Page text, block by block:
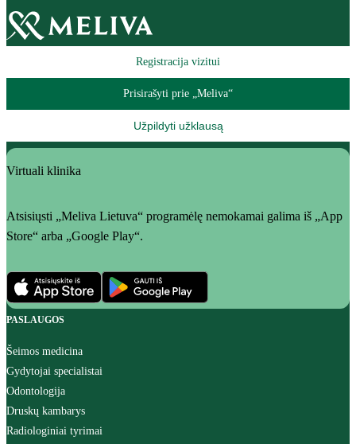
Registracija vizitui
Prisirašyti prie „Meliva“
Užpildyti užklausą
Virtuali klinika
Atsisiųsti „Meliva Lietuva“ programėlę nemokamai galima iš „App
Store“ arba „Google Play“.
PASLAUGOS
Šeimos medicina
Gydytojai specialistai
Odontologija
Druskų kambarys
Radiologiniai tyrimai